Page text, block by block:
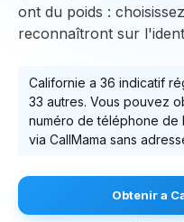
ont du poids :
reconnaîtront sur
Californie a 36 indicatif
33 autres. Vous pouvez
numéro de téléphone de
via CallMama sans
Obtenira